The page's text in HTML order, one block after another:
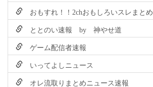
おもすれ！！2chおもしろいスレまとめ
ととのい速報 by 神やせ道
ゲーム配信者速報
いってよしニュース
オレ流取りまとめニュース速報